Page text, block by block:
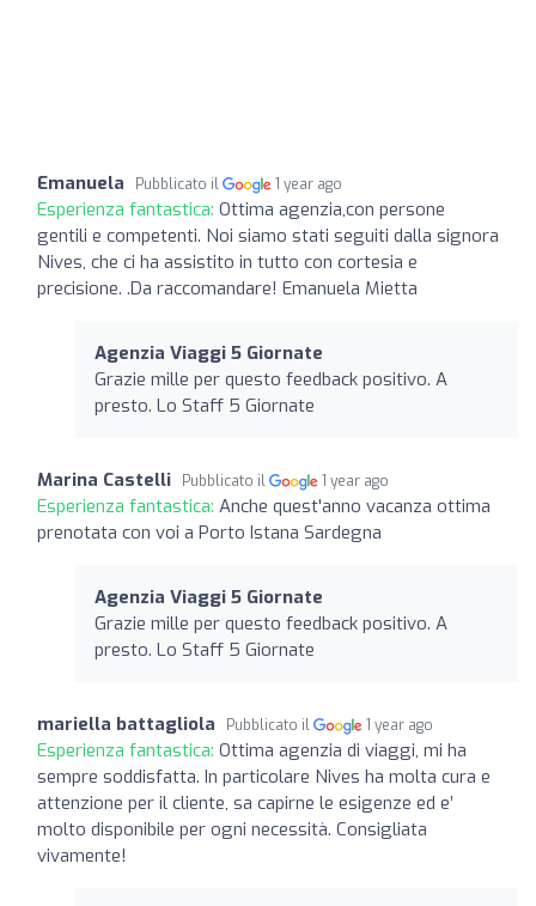
Emanuela Pubblicato il 1 year ago
Esperienza fantastica: Ottima agenzia,con persone
gentili e competenti. Noi siamo stati seguiti dalla signora
Nives, che ci ha assistito in tutto con cortesia e
precisione. .Da raccomandare! Emanuela Mietta
Agenzia Viaggi 5 Giornate
Grazie mille per questo feedback positivo. A
presto. Lo Staff 5 Giornate
Marina Castelli Pubblicato il 1 year ago
Esperienza fantastica: Anche quest'anno vacanza ottima
prenotata con voi a Porto Istana Sardegna
Agenzia Viaggi 5 Giornate
Grazie mille per questo feedback positivo. A
presto. Lo Staff 5 Giornate
mariella battagliola Pubblicato il 1 year ago
Esperienza fantastica: Ottima agenzia di viaggi, mi ha
sempre soddisfatta. In particolare Nives ha molta cura e
attenzione per il cliente, sa capirne le esigenze ed e’
molto disponibile per ogni necessità. Consigliata
vivamente!